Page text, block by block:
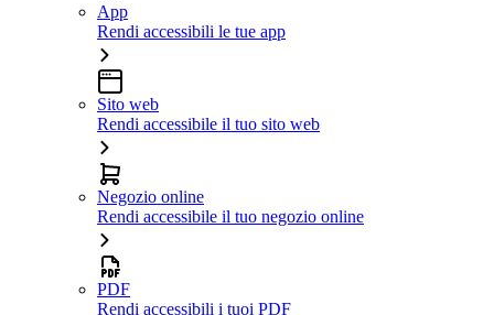
App
Rendi accessibili le tue app
Sito web
Rendi accessibile il tuo sito web
Negozio online
Rendi accessibile il tuo negozio online
PDF
Rendi accessibili i tuoi PDF